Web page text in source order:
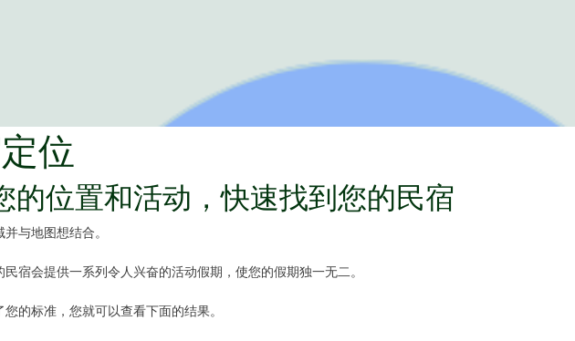
位
的位置和活动，快速找到您的民宿
与地图想结合。
宿会提供一系列令人兴奋的活动假期，使您的假期独一无二。
的标准，您就可以查看下面的结果。